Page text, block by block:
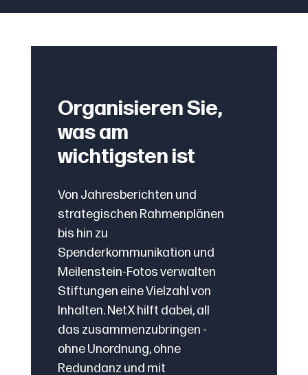
Organisieren Sie,
was am
wichtigsten ist
Von Jahresberichten und
strategischen Rahmenplänen
bis hin zu
Spenderkommunikation und
Meilenstein-Fotos verwalten
Stiftungen eine Vielzahl von
Inhalten. NetX hilft dabei, all
das zusammenzubringen -
ohne Unordnung, ohne
Redundanz und mit